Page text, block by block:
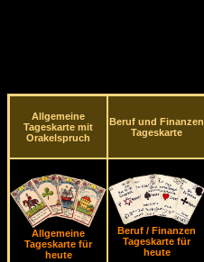
Allgemeine
Tageskarte mit
Orakelspruch
Beruf und Finanzen
Tageskarte
Allgemeine
Tageskarte für
heute
Beruf / Finanzen
Tageskarte für
heute